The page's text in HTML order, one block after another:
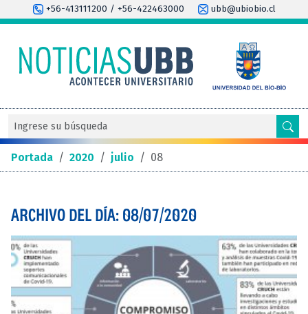
+56-413111200 / +56-422463000 ubb@ubiobio.cl
Portada / 2020 / julio / 08
ARCHIVO DEL DÍA: 08/07/2020